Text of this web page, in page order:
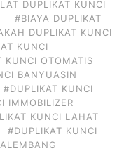
DUPLIKAT KUNCI
#BIAYA DUPLIKAT
DUPLIKAT KUNCI
KUNCI
KUNCI OTOMATIS
BANYUASIN
#DUPLIKAT KUNCI
IMMOBILIZER
KUNCI LAHAT
#DUPLIKAT KUNCI